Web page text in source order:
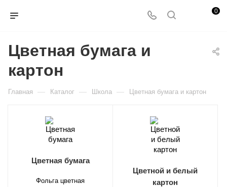
0
Цветная бумага и
картон
Главная — Каталог — Школа — Цветная бумага и картон
Цветная бумага
Фольга цветная
Цветной и белый
картон